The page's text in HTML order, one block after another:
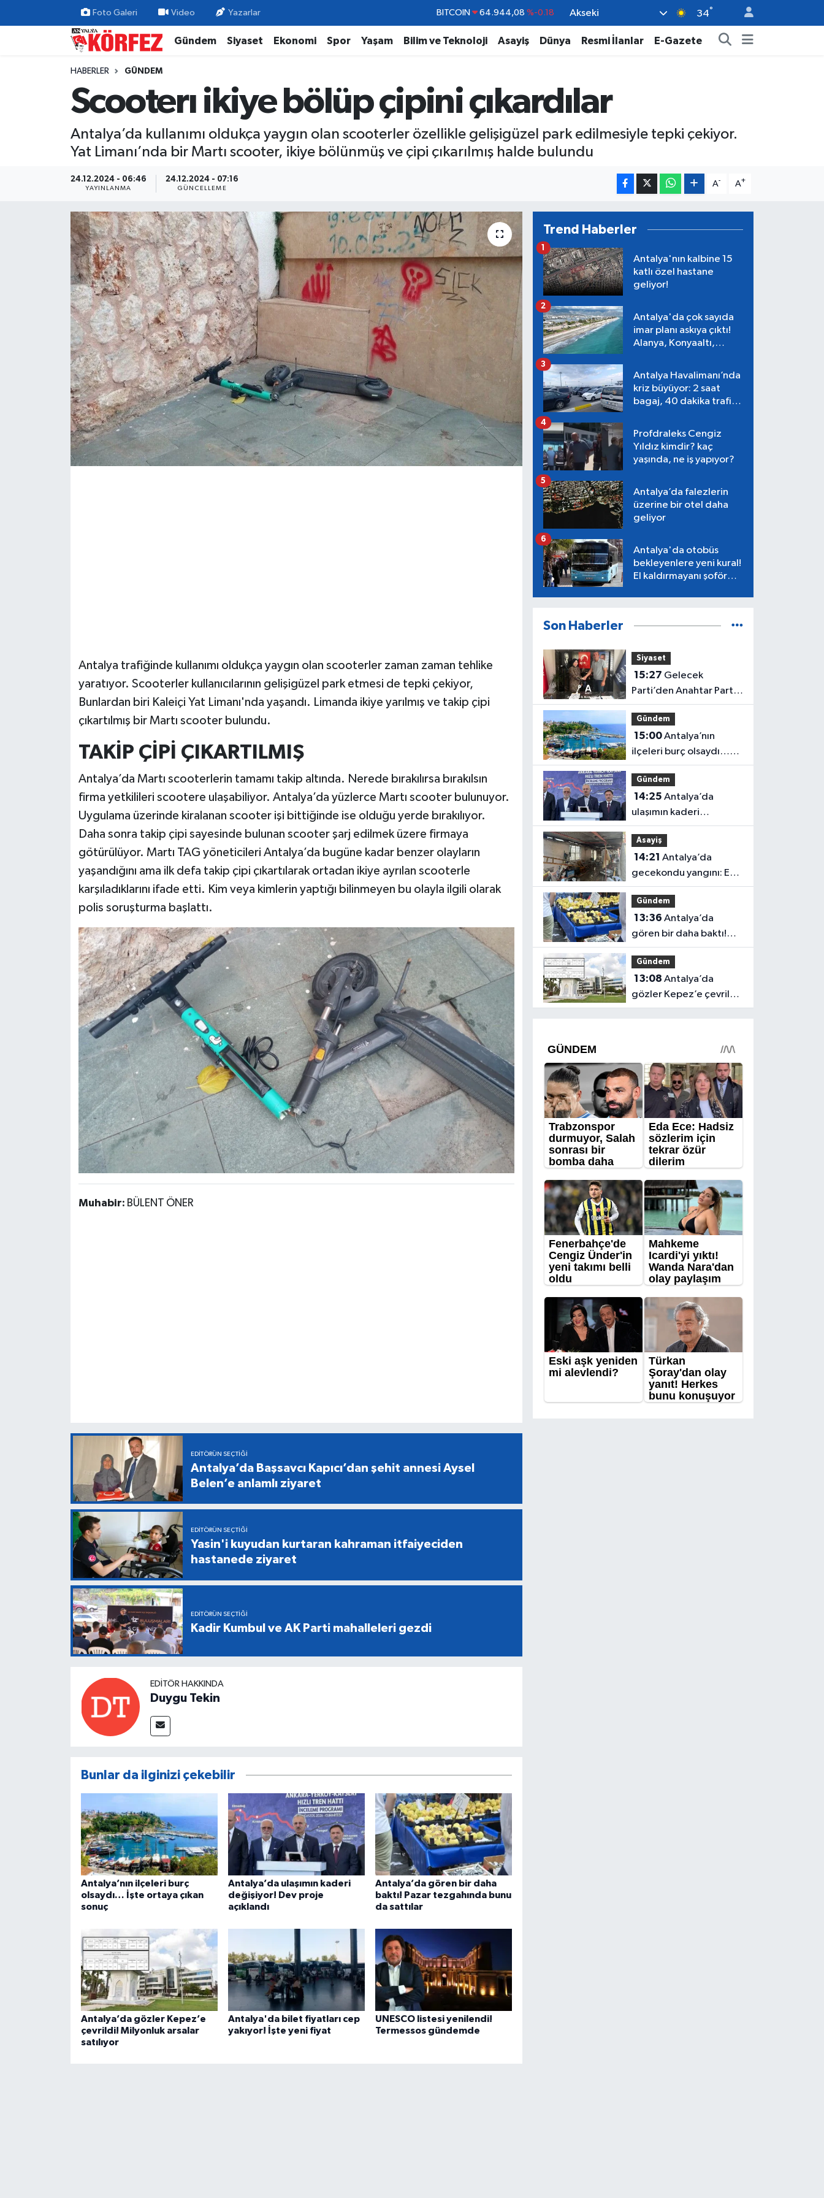
Foto Galeri Video Yazarlar DOLAR 47,7436 %0.18
EURO 55,2510 %0.32
BİST100 13.779 %-14
Akseki 34°
Gündem Siyaset Ekonomi Spor Yaşam Bilim ve Teknoloji Asayiş Dünya Resmi İlanlar E-Gazete
HABERLER GÜNDEM
Scooterı ikiye bölüp çipini çıkardılar
Antalya’da kullanımı oldukça yaygın olan scooterler özellikle gelişigüzel park edilmesiyle tepki çekiyor.
Yat Limanı’nda bir Martı scooter, ikiye bölünmüş ve çipi çıkarılmış halde bulundu
24.12.2024 - 06:46
YAYINLANMA
24.12.2024 - 07:16
GÜNCELLEME
A- A+
Antalya trafiğinde kullanımı oldukça yaygın olan scooterler zaman zaman tehlike
yaratıyor. Scooterler kullanıcılarının gelişigüzel park etmesi de tepki çekiyor,
Bunlardan biri Kaleiçi Yat Limanı'nda yaşandı. Limanda ikiye yarılmış ve takip çipi
çıkartılmış bir Martı scooter bulundu.
TAKİP ÇİPİ ÇIKARTILMIŞ
Antalya’da Martı scooterlerin tamamı takip altında. Nerede bırakılırsa bırakılsın
firma yetkilileri scootere ulaşabiliyor. Antalya’da yüzlerce Martı scooter bulunuyor.
Uygulama üzerinde kiralanan scooter işi bittiğinde ise olduğu yerde bırakılıyor.
Daha sonra takip çipi sayesinde bulunan scooter şarj edilmek üzere firmaya
götürülüyor. Martı TAG yöneticileri Antalya’da bugüne kadar benzer olayların
yaşandığını ama ilk defa takip çipi çıkartılarak ortadan ikiye ayrılan scooterle
karşıladıklarını ifade etti. Kim veya kimlerin yaptığı bilinmeyen bu olayla ilgili olarak
polis soruşturma başlattı.
Muhabir: BÜLENT ÖNER
EDITÖRÜN SEÇTIĞI
Antalya’da Başsavcı Kapıcı’dan şehit annesi Aysel
Belen’e anlamlı ziyaret
EDITÖRÜN SEÇTIĞI
Yasin'i kuyudan kurtaran kahraman itfaiyeciden
hastanede ziyaret
EDITÖRÜN SEÇTIĞI
Kadir Kumbul ve AK Parti mahalleleri gezdi
EDITÖR HAKKINDA
Duygu Tekin
Bunlar da ilginizi çekebilir
Antalya’nın ilçeleri burç
olsaydı… İşte ortaya çıkan
sonuç
Antalya’da ulaşımın kaderi
değişiyor! Dev proje
açıklandı
Antalya’da gören bir daha
baktı! Pazar tezgahında bunu
da sattılar
Antalya’da gözler Kepez’e
çevrildi! Milyonluk arsalar
satılıyor
Antalya'da bilet fiyatları cep
yakıyor! İşte yeni fiyat
UNESCO listesi yenilendi!
Termessos gündemde
Trend Haberler
Antalya'nın kalbine 15
katlı özel hastane
geliyor!
1
Antalya'da çok sayıda
imar planı askıya çıktı!
Alanya, Konyaaltı,
2
Antalya Havalimanı’nda
kriz büyüyor: 2 saat
bagaj, 40 dakika trafik,
3
Profdraleks Cengiz
Yıldız kimdir? kaç
yaşında, ne iş yapıyor?
4
Antalya’da falezlerin
üzerine bir otel daha
geliyor
5
Antalya'da otobüs
bekleyenlere yeni kural!
El kaldırmayanı şoför
6
Son Haberler
Siyaset
15:27
Parti’den Anahtar Parti
Antalya’ya geçiş
Gündem
15:00Antalya’nın
ilçeleri burç olsaydı…
İşte ortaya çıkan sonuç
Gündem
14:25
ulaşımın kaderi
değişiyor! Dev proje
açıklandı
Asayiş
14:21
gecekondu yangını: Ev
kullanılamaz hale geldi
Gündem
13:36
gören bir daha baktı!
Pazar tezgahında bunu
da sattılar
Gündem
13:08
gözler Kepez’e çevrildi!
Milyonluk arsalar
Gündem
Yerel Yönetim
Ekonomi
Magazin
Kültür ve Sanat
Nöbetçi Eczaneler
Trafik Durumu
Süper Lig Puan Durumu ve Fikstür
Haber Arşivi